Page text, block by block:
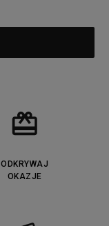
ODKRYWAJ
OKAZJE